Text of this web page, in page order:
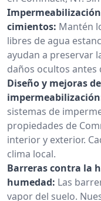
cimientos: Mantén
libres de agua
ayudan a preservar
daños ocultos antes
Diseño y mejoras
sistemas de
propiedades de
interior y exterior.
clima local.
Barreras contra la
humedad: Las
vapor del suelo.